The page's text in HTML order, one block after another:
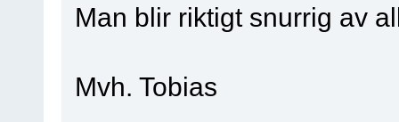
Man blir riktigt snurrig av
Mvh. Tobias